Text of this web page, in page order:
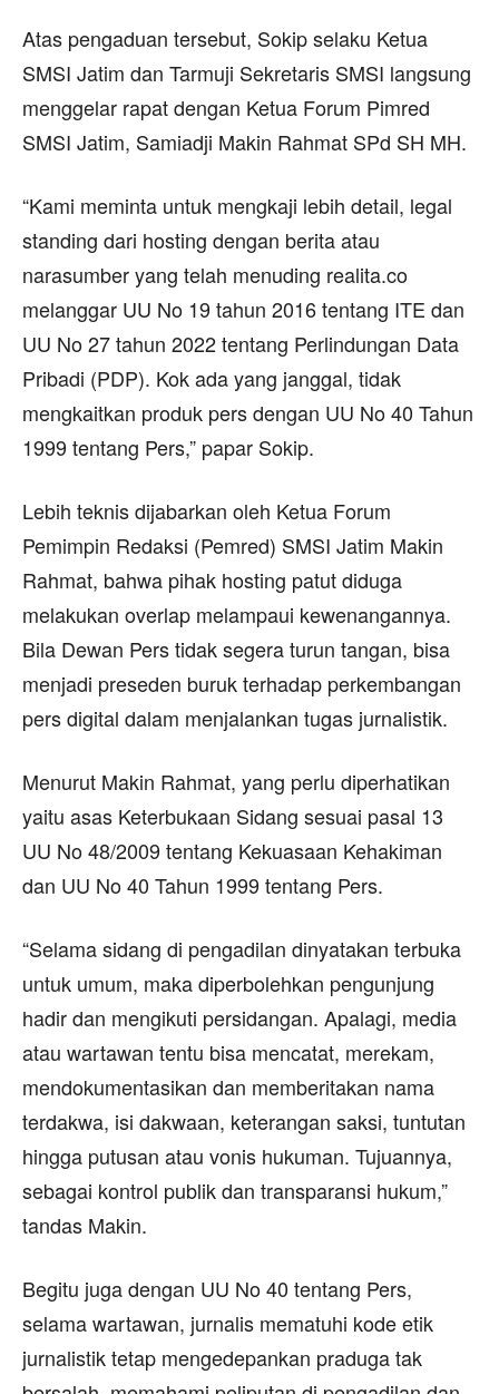
Atas pengaduan tersebut, Sokip selaku Ketua
SMSI Jatim dan Tarmuji Sekretaris SMSI langsung
menggelar rapat dengan Ketua Forum Pimred
SMSI Jatim, Samiadji Makin Rahmat SPd SH MH.
“Kami meminta untuk mengkaji lebih detail, legal
standing dari hosting dengan berita atau
narasumber yang telah menuding realita.co
melanggar UU No 19 tahun 2016 tentang ITE dan
UU No 27 tahun 2022 tentang Perlindungan Data
Pribadi (PDP). Kok ada yang janggal, tidak
mengkaitkan produk pers dengan UU No 40 Tahun
1999 tentang Pers,” papar Sokip.
Lebih teknis dijabarkan oleh Ketua Forum
Pemimpin Redaksi (Pemred) SMSI Jatim Makin
Rahmat, bahwa pihak hosting patut diduga
melakukan overlap melampaui kewenangannya.
Bila Dewan Pers tidak segera turun tangan, bisa
menjadi preseden buruk terhadap perkembangan
pers digital dalam menjalankan tugas jurnalistik.
Menurut Makin Rahmat, yang perlu diperhatikan
yaitu asas Keterbukaan Sidang sesuai pasal 13
UU No 48/2009 tentang Kekuasaan Kehakiman
dan UU No 40 Tahun 1999 tentang Pers.
“Selama sidang di pengadilan dinyatakan terbuka
untuk umum, maka diperbolehkan pengunjung
hadir dan mengikuti persidangan. Apalagi, media
atau wartawan tentu bisa mencatat, merekam,
mendokumentasikan dan memberitakan nama
terdakwa, isi dakwaan, keterangan saksi, tuntutan
hingga putusan atau vonis hukuman. Tujuannya,
sebagai kontrol publik dan transparansi hukum,”
tandas Makin.
Begitu juga dengan UU No 40 tentang Pers,
selama wartawan, jurnalis mematuhi kode etik
jurnalistik tetap mengedepankan praduga tak